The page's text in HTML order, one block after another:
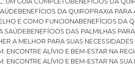
BENEFÍCIOS DA QUIROPRAXIA
E COMO FUNCIONA
BENEFÍCIOS DA
SAÚDE
BENEFÍCIOS DAS PALMILHAS
A MELHOR PARA SUAS NECESSIDADES
ENCONTRE ALÍVIO E BEM-ESTAR NA
ENCONTRE ALÍVIO E BEM-ESTAR NA SUA